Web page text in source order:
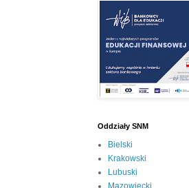
Oddziały SNM
Bielski
Krakowski
Lubuski